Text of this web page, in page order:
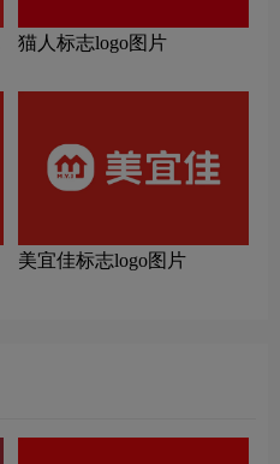
猫人标志logo图片
美宜佳标志logo图片